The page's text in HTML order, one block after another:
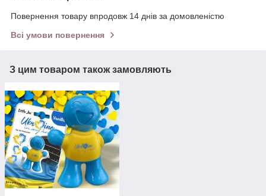
Повернення товару впродовж 14 днів за домовленістю
Всі умови повернення
З цим товаром також замовляють